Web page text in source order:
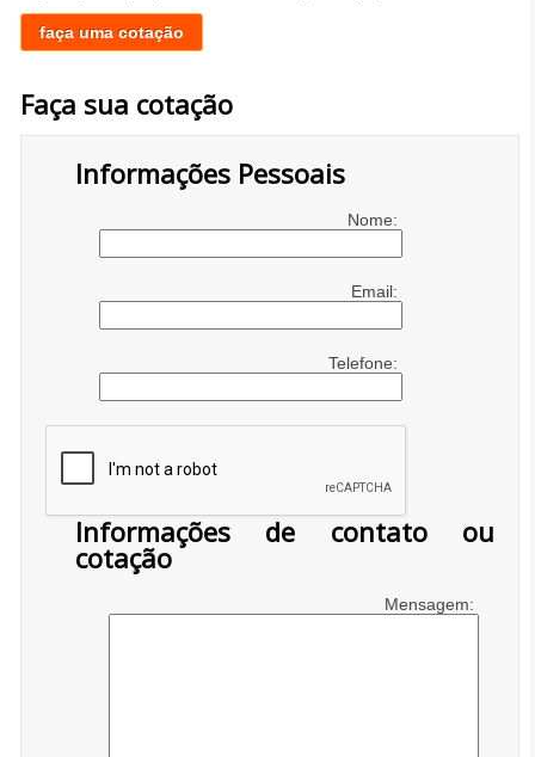
faça uma cotação
Faça sua cotação
Informações Pessoais
Nome:
Email:
Telefone:
Informações de contato ou
cotação
Mensagem: